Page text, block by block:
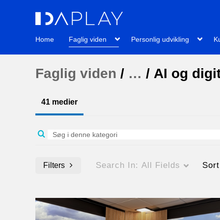
Home Faglig viden Personlig udvikling
Faglig viden / … / AI og
41 medier
Filters Search In: All Fields
Media Type Billedtekster